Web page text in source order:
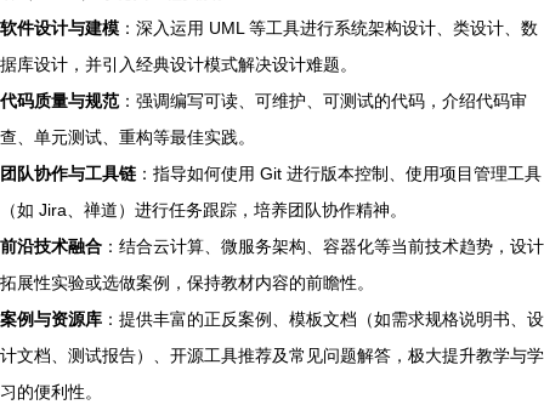
软件设计与建模 ：深入运用 UML 等工具进行系统架构设计、类设计、数
据库设计，并引入经典设计模式解决设计难题。
代码质量与规范 ：强调编写可读、可维护、可测试的代码，介绍代码审
查、单元测试、重构等最佳实践。
团队协作与工具链 ：指导如何使用 Git 进行版本控制、使用项目管理工具
（如 Jira、禅道）进行任务跟踪，培养团队协作精神。
前沿技术融合 ：结合云计算、微服务架构、容器化等当前技术趋势，设计
拓展性实验或选做案例，保持教材内容的前瞻性。
案例与资源库 ：提供丰富的正反案例、模板文档（如需求规格说明书、设
计文档、测试报告）、开源工具推荐及常见问题解答，极大提升教学与学
习的便利性。